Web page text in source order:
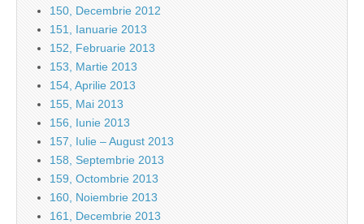
150, Decembrie 2012
151, Ianuarie 2013
152, Februarie 2013
153, Martie 2013
154, Aprilie 2013
155, Mai 2013
156, Iunie 2013
157, Iulie – August 2013
158, Septembrie 2013
159, Octombrie 2013
160, Noiembrie 2013
161, Decembrie 2013